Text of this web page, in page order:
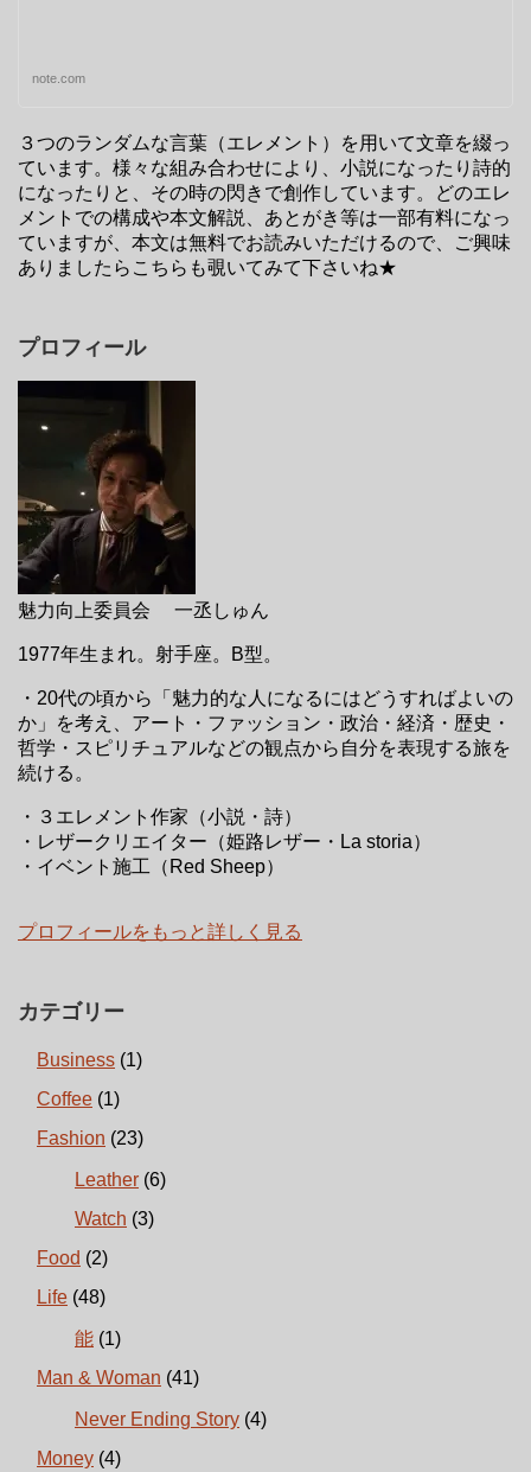
note.com
３つのランダムな言葉（エレメント）を用いて文章を綴っ
ています。様々な組み合わせにより、小説になったり詩的
になったりと、その時の閃きで創作しています。どのエレ
メントでの構成や本文解説、あとがき等は一部有料になっ
ていますが、本文は無料でお読みいただけるので、ご興味
ありましたらこちらも覗いてみて下さいね★
プロフィール
魅力向上委員会 一丞しゅん
1977年生まれ。射手座。B型。
・20代の頃から「魅力的な人になるにはどうすればよいの
か」を考え、アート・ファッション・政治・経済・歴史・
哲学・スピリチュアルなどの観点から自分を表現する旅を
続ける。
・３エレメント作家（小説・詩）
・レザークリエイター（姫路レザー・La storia）
・イベント施工（Red Sheep）
プロフィールをもっと詳しく見る
カテゴリー
Business (1)
Coffee (1)
Fashion (23)
Leather (6)
Watch (3)
Food (2)
Life (48)
能 (1)
Man & Woman (41)
Never Ending Story (4)
Money (4)